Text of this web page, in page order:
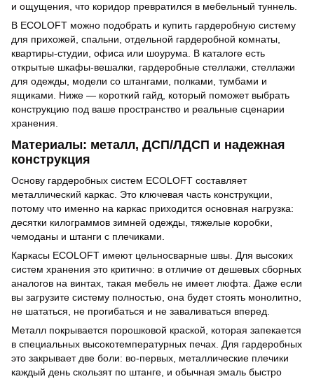
и ощущения, что коридор превратился в мебельный туннель.
В ECOLOFT можно подобрать и купить гардеробную систему
для прихожей, спальни, отдельной гардеробной комнаты,
квартиры-студии, офиса или шоурума. В каталоге есть
открытые шкафы-вешалки, гардеробные стеллажи, стеллажи
для одежды, модели со штангами, полками, тумбами и
ящиками. Ниже — короткий гайд, который поможет выбрать
конструкцию под ваше пространство и реальные сценарии
хранения.
Материалы: металл, ДСП/ЛДСП и надежная
конструкция
Основу гардеробных систем ECOLOFT составляет
металлический каркас. Это ключевая часть конструкции,
потому что именно на каркас приходится основная нагрузка:
десятки килограммов зимней одежды, тяжелые коробки,
чемоданы и штанги с плечиками.
Каркасы ECOLOFT имеют цельносварные швы. Для высоких
систем хранения это критично: в отличие от дешевых сборных
аналогов на винтах, такая мебель не имеет люфта. Даже если
вы загрузите систему полностью, она будет стоять монолитно,
не шататься, не прогибаться и не заваливаться вперед.
Металл покрывается порошковой краской, которая запекается
в специальных высокотемпературных печах. Для гардеробных
это закрывает две боли: во-первых, металлические плечики
каждый день скользят по штанге, и обычная эмаль быстро